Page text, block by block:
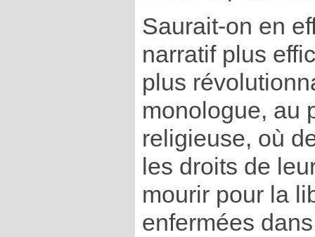
Saurait-on en
narratif plus
plus
monologue, au
religieuse, où
les droits de
mourir pour la
enfermées